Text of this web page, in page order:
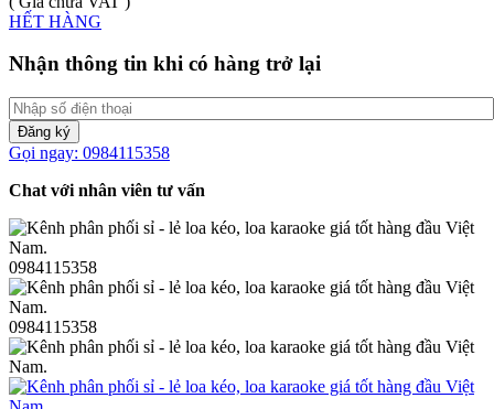
HẾT HÀNG
Nhận thông tin khi có hàng trở lại
Đăng ký
Gọi ngay: 0984115358
Chat với nhân viên tư vấn
0984115358
0984115358